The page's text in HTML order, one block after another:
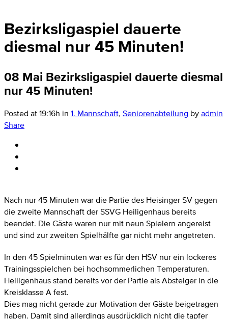
Bezirksligaspiel dauerte
diesmal nur 45 Minuten!
08 Mai Bezirksligaspiel dauerte diesmal
nur 45 Minuten!
Posted at 19:16h in 1. Mannschaft, Seniorenabteilung byadmin
Share
Nach nur 45 Minuten war die Partie des Heisinger SV gegen
die zweite Mannschaft der SSVG Heiligenhaus bereits
beendet. Die Gäste waren nur mit neun Spielern angereist
und sind zur zweiten Spielhälfte gar nicht mehr angetreten.
In den 45 Spielminuten war es für den HSV nur ein lockeres
Trainingsspielchen bei hochsommerlichen Temperaturen.
Heiligenhaus stand bereits vor der Partie als Absteiger in die
Kreisklasse A fest.
Dies mag nicht gerade zur Motivation der Gäste beigetragen
haben. Damit sind allerdings ausdrücklich nicht die tapfer